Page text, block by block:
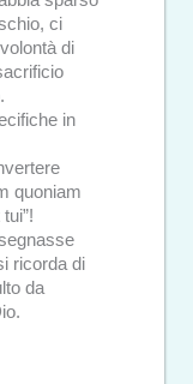
ci
di
in
quoniam
ricorda di
da